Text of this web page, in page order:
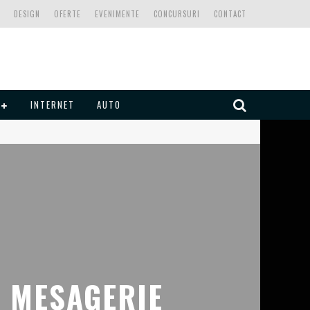
CONTACT
CONCURSURI
EVENIMENTE
OFERTE
DESIGN
INTERNET AUTO